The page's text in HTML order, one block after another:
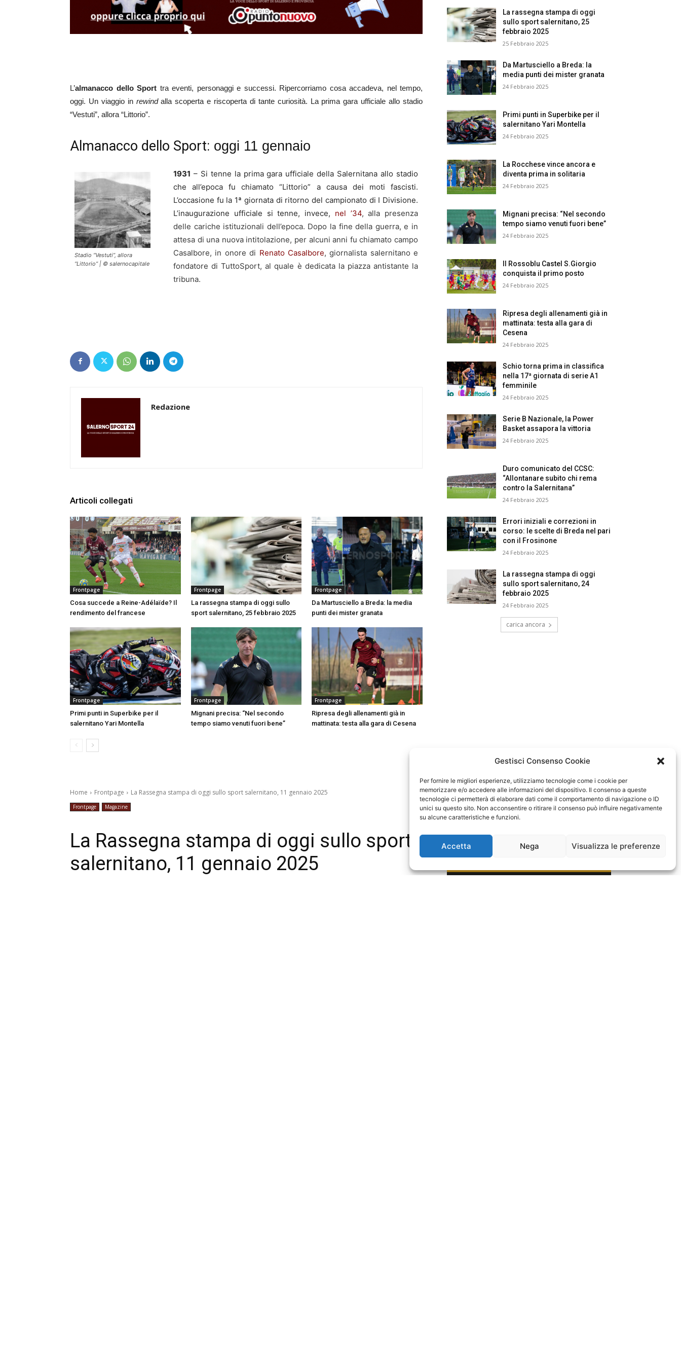
Gestisci Consenso Cookie
Per fornire le migliori esperienze, utilizziamo tecnologie come i cookie per
memorizzare e/o accedere alle informazioni del dispositivo. Il consenso a queste
tecnologie ci permetterà di elaborare dati come il comportamento di navigazione o ID
unici su questo sito. Non acconsentire o ritirare il consenso può influire negativamente
su alcune caratteristiche e funzioni.
Accetta Nega Visualizza le preferenze
L’almanacco dello Sport tra eventi, personaggi e successi. Ripercorriamo cosa accadeva, nel tempo,
oggi. Un viaggio in rewindalla scoperta e riscoperta di tante curiosità. La prima gara ufficiale allo stadio
“Vestuti”, allora “Littorio”.
Almanacco dello Sport: oggi 11 gennaio
Stadio “Vestuti”, allora
“Littorio” | © salernocapitale
1931 – Si tenne la prima gara ufficiale della Salernitana allo stadio
che all’epoca fu chiamato “Littorio” a causa dei moti fascisti.
L’occasione fu la 1ª giornata di ritorno del campionato di I Divisione.
L’inaugurazione ufficiale si tenne, invece, nel ’34, alla presenza
delle cariche istituzionali dell’epoca. Dopo la fine della guerra, e in
attesa di una nuova intitolazione, per alcuni anni fu chiamato campo
Casalbore, in onore di Renato Casalbore, giornalista salernitano e
fondatore di TuttoSport, al quale è dedicata la piazza antistante la
tribuna.
Redazione
Articoli collegati
Frontpage
Cosa succede a Reine-Adélaïde? Il
rendimento del francese
Frontpage
La rassegna stampa di oggi sullo
sport salernitano, 25 febbraio 2025
Frontpage
Da Martusciello a Breda: la media
punti dei mister granata
Frontpage
Primi punti in Superbike per il
salernitano Yari Montella
Frontpage
Mignani precisa: “Nel secondo
tempo siamo venuti fuori bene”
Frontpage
Ripresa degli allenamenti già in
mattinata: testa alla gara di Cesena
La rassegna stampa di oggi
sullo sport salernitano, 25
febbraio 2025
25 Febbraio 2025
Da Martusciello a Breda: la
media punti dei mister granata
24 Febbraio 2025
Primi punti in Superbike per il
salernitano Yari Montella
24 Febbraio 2025
La Rocchese vince ancora e
diventa prima in solitaria
24 Febbraio 2025
Mignani precisa: “Nel secondo
tempo siamo venuti fuori bene”
24 Febbraio 2025
Il Rossoblu Castel S.Giorgio
conquista il primo posto
24 Febbraio 2025
Ripresa degli allenamenti già in
mattinata: testa alla gara di
Cesena
24 Febbraio 2025
Schio torna prima in classifica
nella 17ª giornata di serie A1
femminile
24 Febbraio 2025
Serie B Nazionale, la Power
Basket assapora la vittoria
24 Febbraio 2025
Duro comunicato del CCSC:
“Allontanare subito chi rema
contro la Salernitana”
24 Febbraio 2025
Errori iniziali e correzioni in
corso: le scelte di Breda nel pari
con il Frosinone
24 Febbraio 2025
La rassegna stampa di oggi
sullo sport salernitano, 24
febbraio 2025
24 Febbraio 2025
carica ancora